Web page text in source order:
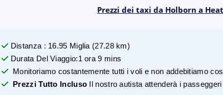
Prezzi dei taxi da Holborn a
Distanza : 16.95 Miglia (27.28km)
Durata Del Viaggio:1 ora 9 mins
Monitoriamo costantemente tutti i voli e non addebitiamo
Prezzi Tutto Incluso Il nostro autista attenderà i